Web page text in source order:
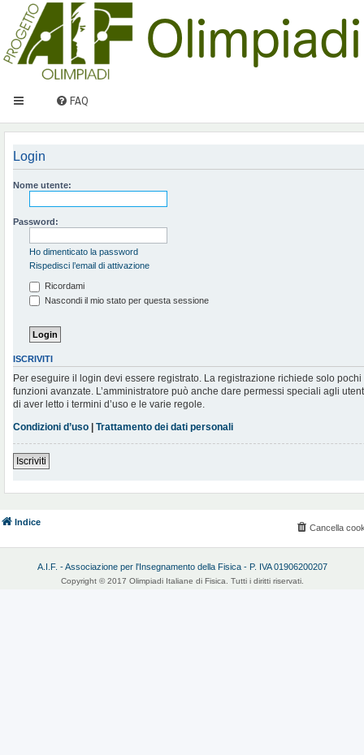
FAQ
Login
Nome utente:
Password:
Ho dimenticato la password
Rispedisci l’email di attivazione
Ricordami
Nascondi il mio stato per questa sessione
ISCRIVITI
Per eseguire il login devi essere registrato. La registrazione richiede solo
funzioni avanzate. L’amministratore può anche dare permessi speciali agli
di aver letto i termini d’uso e le varie regole.
Condizioni d’uso | Trattamento dei dati personali
Iscriviti
Indice
Cancella
A.I.F. - Associazione per l'Insegnamento della Fisica - P. IVA 01906200207
Copyright © 2017 Olimpiadi Italiane di Fisica. Tutti i diritti riservati.